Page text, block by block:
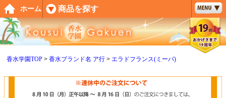
香水学園TOP 香水ブランド名 ア行 エラドフランス(ミーパ)
ペー
ジト
ップ
へ
ホーム 商品を探す